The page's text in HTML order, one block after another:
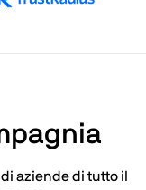
aziende di tutto il